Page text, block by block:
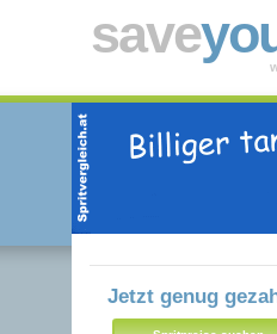
save
Jetzt genug